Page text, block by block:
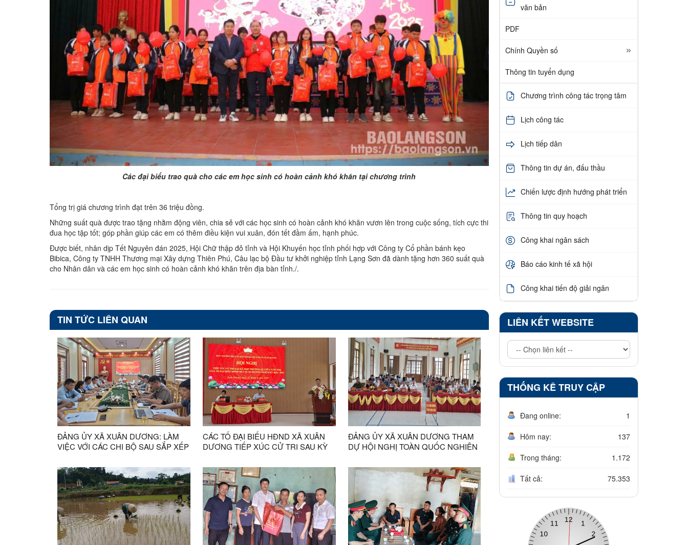
Các đại biểu trao quà cho các em học sinh có hoàn cảnh khó khăn tại chương trình
Tổng trị giá chương trình đạt trên 36 triệu đồng.
Những suất quà được trao tặng nhằm động viên, chia sẻ với các học sinh có hoàn cảnh khó khăn vươn lên trong cuộc sống, tích cực thi
đua học tập tốt; góp phần giúp các em có thêm điều kiện vui xuân, đón tết đầm ấm, hạnh phúc.
Được biết, nhân dịp Tết Nguyên đán 2025, Hội Chữ thập đỏ tỉnh và Hội Khuyến học tỉnh phối hợp với Công ty Cổ phần bánh kẹo
Bibica, Công ty TNHH Thương mại Xây dựng Thiên Phú, Câu lạc bộ Đầu tư khởi nghiệp tỉnh Lạng Sơn đã dành tặng hơn 360 suất quà
cho Nhân dân và các em học sinh có hoàn cảnh khó khăn trên địa bàn tỉnh./.
TIN TỨC LIÊN QUAN
ĐẢNG ỦY XÃ XUÂN DƯƠNG: LÀM
VIỆC VỚI CÁC CHI BỘ SAU SẮP XẾP
CÁC TỔ ĐẠI BIỂU HĐND XÃ XUÂN
DƯƠNG TIẾP XÚC CỬ TRI SAU KỲ
ĐẢNG ỦY XÃ XUÂN DƯƠNG THAM
DỰ HỘI NGHỊ TOÀN QUỐC NGHIÊN
TRIỂN KHAI THỰC HIỆN NGHỊ
QUYẾT HỘI NGHỊ LẦN THỨ BA BAN
CHẤP HÀNH TRUNG ƯƠNG ĐẢNG
KHÓA XIV
văn bản
PDF
Chính Quyền số
Thông tin tuyển dụng
Chương trình công tác trọng tâm
Lịch công tác
Lịch tiếp dân
Thông tin dự án, đấu thầu
Chiến lược định hướng phát triển
Thông tin quy hoạch
Công khai ngân sách
Báo cáo kinh tế xã hội
Công khai tiến độ giải ngân
LIÊN KẾT WEBSITE
THỐNG KÊ TRUY CẬP
Đang online: 1
Hôm nay: 137
Trong tháng: 1.172
Tất cả: 75.353